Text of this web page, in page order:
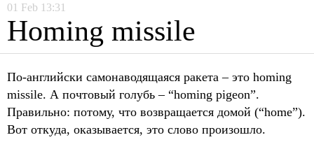
01 Feb 13:31
Homing missile
По-английски самонаводящаяся ракета – это homing
missile. А почтовый голубь – “homing pigeon”.
Правильно: потому, что возвращается домой (“home”).
Вот откуда, оказывается, это слово произошло.